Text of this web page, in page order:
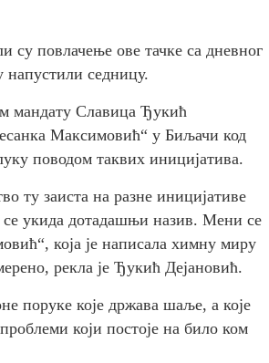
повлачење ове тачке са дневног
напустили седницу.
мандату Славица Ђукић
Максимовић“ у Биљачи код
поводом таквих иницијатива.
ту заиста на разне иницијативе
се укида дотадашњи назив. Мени се
која је написала химну миру
рекла је Ђукић Дејановић.
поруке које држава шаље, а које
који постоје на било ком